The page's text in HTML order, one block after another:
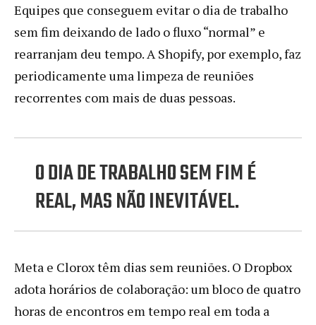
Equipes que conseguem evitar o dia de trabalho
sem fim deixando de lado o fluxo “normal” e
rearranjam deu tempo. A Shopify, por exemplo, faz
periodicamente uma limpeza de reuniões
recorrentes com mais de duas pessoas.
O DIA DE TRABALHO SEM FIM É
REAL, MAS NÃO INEVITÁVEL.
Meta e Clorox têm dias sem reuniões. O Dropbox
adota horários de colaboração: um bloco de quatro
horas de encontros em tempo real em toda a